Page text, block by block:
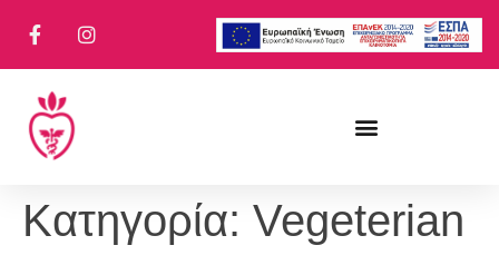
Κατηγορία: Vegeterian